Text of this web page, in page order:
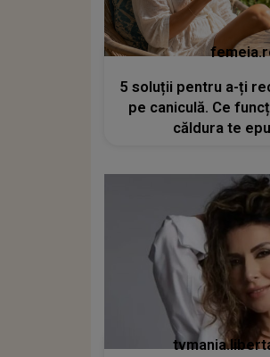
5 soluții pentru a-ți
pe caniculă. Ce
căldura te